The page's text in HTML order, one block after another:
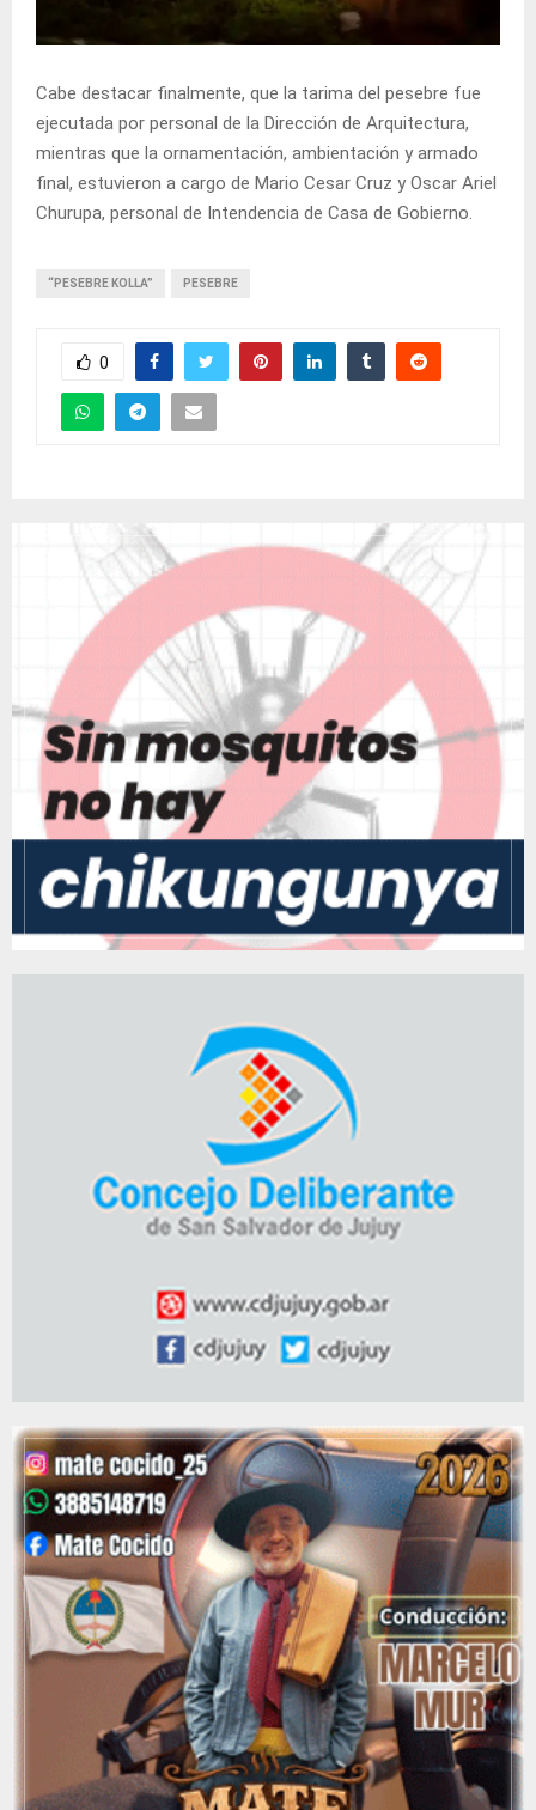
Cabe destacar finalmente, que la tarima del pesebre fue
ejecutada por personal de la Dirección de Arquitectura,
mientras que la ornamentación, ambientación y armado
final, estuvieron a cargo de Mario Cesar Cruz y Oscar Ariel
Churupa, personal de Intendencia de Casa de Gobierno.
“PESEBRE KOLLA” PESEBRE
0